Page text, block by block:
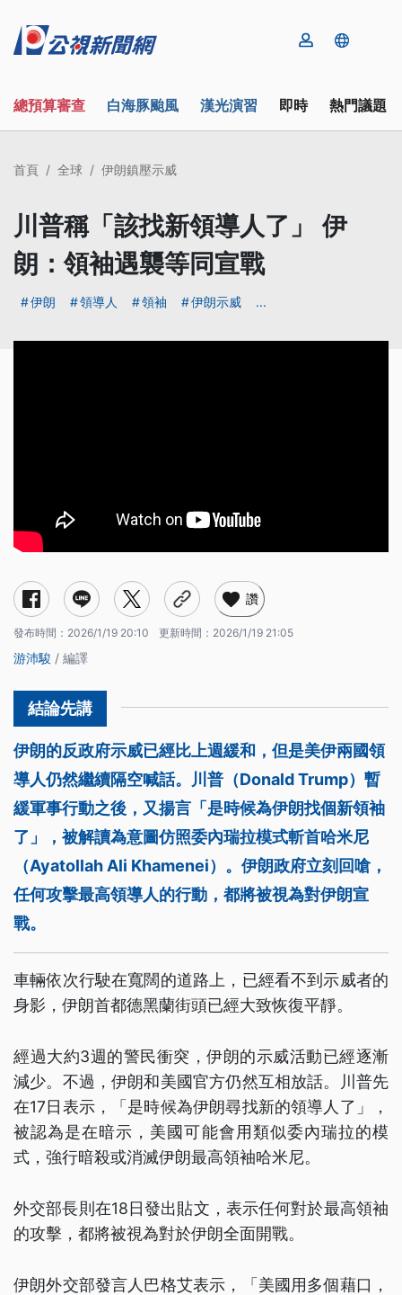
總預算審查 白海豚颱風 漢光演習 即時 熱門議題
首頁 全球 伊朗鎮壓示威
川普稱「該找新領導人了」 伊
朗：領袖遇襲等同宣戰
伊朗 領導人 領袖 伊朗示威 ...
讚
發布時間： 2026/1/19 20:10 更新時間： 2026/1/19 21:05
游沛駿 / 編譯
伊朗的反政府示威已經比上週緩和，但是美伊兩國領
導人仍然繼續隔空喊話。川普（Donald Trump）暫
緩軍事行動之後，又揚言「是時候為伊朗找個新領袖
了」，被解讀為意圖仿照委內瑞拉模式斬首哈米尼
（Ayatollah Ali Khamenei）。伊朗政府立刻回嗆，
任何攻擊最高領導人的行動，都將被視為對伊朗宣
戰。
車輛依次行駛在寬闊的道路上，已經看不到示威者的
身影，伊朗首都德黑蘭街頭已經大致恢復平靜。
經過大約3週的警民衝突，伊朗的示威活動已經逐漸
減少。不過，伊朗和美國官方仍然互相放話。川普先
在17日表示，「是時候為伊朗尋找新的領導人了」，
被認為是在暗示，美國可能會用類似委內瑞拉的模
式，強行暗殺或消滅伊朗最高領袖哈米尼。
外交部長則在18日發出貼文，表示任何對於最高領袖
的攻擊，都將被視為對於伊朗全面開戰。
伊朗外交部發言人巴格艾表示，「美國用多個藉口，